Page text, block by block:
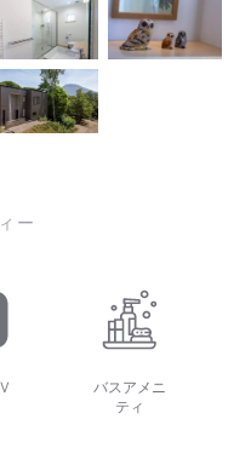
ー
バスアメニ
ティ